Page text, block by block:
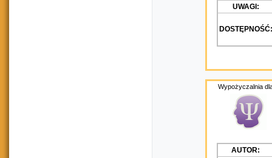
UWAGI:
DOSTĘPNOŚĆ:
Wypożyczalnia
AUTOR: